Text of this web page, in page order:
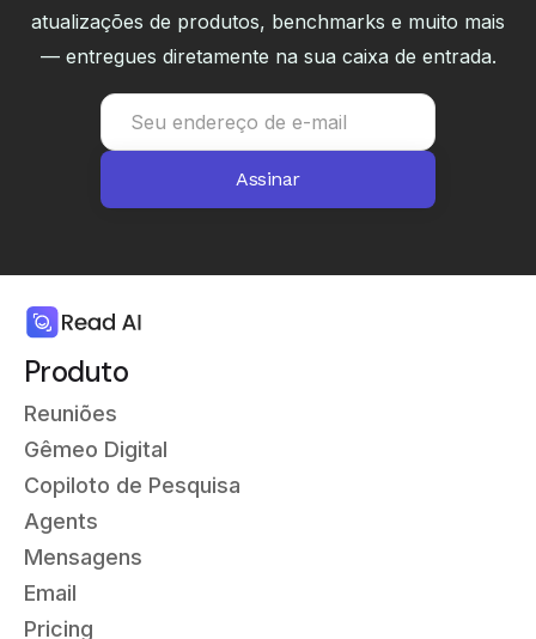
atualizações de produtos, benchmarks e muito mais
— entregues diretamente na sua caixa de entrada.
Produto
Reuniões
Gêmeo Digital
Copiloto de Pesquisa
Agents
Mensagens
Email
Pricing